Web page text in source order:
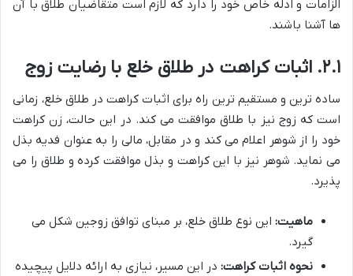
الزامات و ادله خاص خود را دارد که لازم است متقاضیان طلاق با آن
ها آشنا باشند.
۲.۱. اثبات کراهت در طلاق خلع با رضایت زوج
ساده ترین و مستقیم ترین راه برای اثبات کراهت در طلاق خلع، زمانی
است که زوج نیز با طلاق موافقت می کند. در این حالت، زن کراهت
خود را از شوهر اعلام می کند و در مقابل، مالی را به عنوان فدیه بذل
می نماید. شوهر نیز با این کراهت و بذل موافقت کرده و طلاق را می
پذیرد.
ماهیت: این نوع طلاق خلع، بر مبنای توافق زوجین شکل می
گیرد.
نحوه اثبات کراهت: در این مسیر، نیازی به ارائه دلایل پیچیده